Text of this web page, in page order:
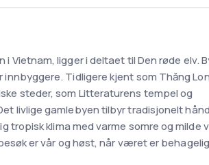
i Vietnam, ligger i deltaet til Den røde elv.
Tidligere kjent som Thăng
steder, som Litteraturens tempel og
livlige gamlebyen tilbyr tradisjonelt
tropisk klima med varme somre og milde
er vår og høst, når været er